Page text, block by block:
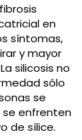
en
síntomas,
y mayor
silicosis no
sólo
se
se enfrenten
de sílice.